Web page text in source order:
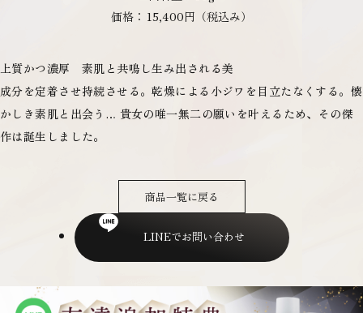
価格
15,400円（税込み）
上質かつ濃厚 素肌と共鳴し生み出される美
成分を定着させ持続させる。乾燥による小ジワを目立たなくする。懐
かしき素肌と出会う… 貴女の唯一無二の願いを叶えるため、その傑
作は誕生しました。
商品一覧に戻る
LINEでお問い合わせ